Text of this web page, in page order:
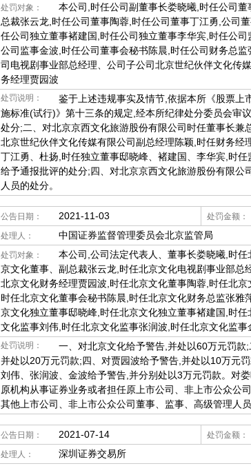
处罚对象：
本公司,时任公司副董事长娄晓曦,时任公司
总裁张云龙,时任公司董事陶蓉,时任公司董事丁江勇,公司
任公司独立董事褚建国,时任公司独立董事李华宾,时任公
公司监事金波,时任公司董事会秘书陈晨,时任公司财务总
司电视剧事业部总经理、公司子公司北京世纪伙伴文化传
务经理贾园波
处罚说明：
鉴于上述违规事实及情节,依据本所《股票
施标准(试行)》第十三条的规定,经本所纪律处分委员会审
处分;二、对北京京西文化旅游股份有限公司时任董事长
北京世纪伙伴文化传媒有限公司副总经理陈颖,时任财务经
丁江勇、杜扬,时任独立董事邸晓峰、褚建国、李华宾,时
给予通报批评的处分;四、对北京京西文化旅游股份有限
人员的处分。
公告日期： 2021-11-03 处罚金额：
处理人： 中国证券监督管理委员会北京监管局
处罚对象：
本公司,公司法定代表人、董事长娄晓曦,时
京文化董事、副总裁张云龙,时任北京文化电视剧事业部总
北京文化财务经理贾园波,时任北京文化董事陶蓉,时任北京
时任北京文化董事会秘书陈晨,时任北京文化财务总监张雅
京文化独立董事邸晓峰,时任北京文化独立董事褚建国,时
文化监事刘伟,时任北京文化监事张润波,时任北京文化监事
处罚说明：
一、对北京文化给予警告,并处以60万元罚
并处以20万元罚款;四、对贾园波给予警告,并处以10万元
刘伟、张润波、金波给予警告,并分别处以3万元罚款。对
原机构从事证券业务或者担任原上市公司、非上市公众公
其他上市公司、非上市公众公司董事、监事、高级管理人员
公告日期： 2021-07-14 处罚金额：
处理人： 深圳证券交易所